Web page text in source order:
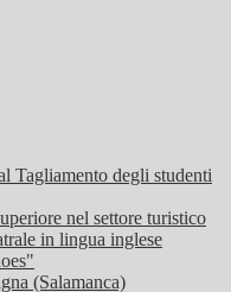
Tagliamento degli studenti
nel settore turistico
in lingua inglese
(Salamanca)